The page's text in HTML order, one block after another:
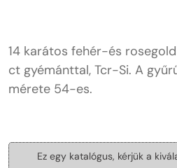
14 karátos fehér-és rosegold
ct gyémánttal, Tcr-Si. A
mérete 54-es.
Ez egy katalógus, kérjük a